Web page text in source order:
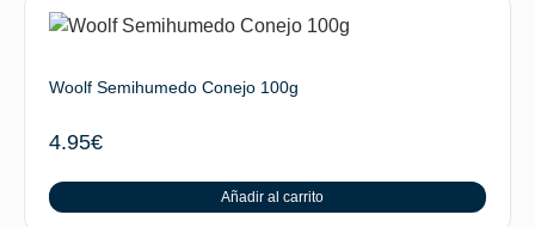
Woolf Semihumedo Conejo 100g
4.95€
Añadir al carrito